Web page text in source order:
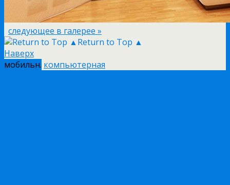
следующее в галерее »
Return to Top ▲
Наверх
мобильн. компьютерная